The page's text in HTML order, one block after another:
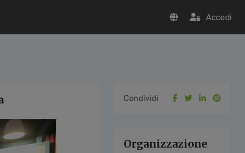
Accedi
Condividi
Organizzazione